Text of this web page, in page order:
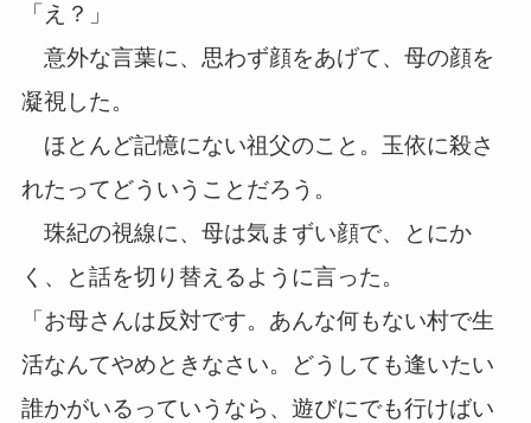
「え？」
意外な言葉に、思わず顔をあげて、母の顔を
凝視した。
ほとんど記憶にない祖父のこと。玉依に殺さ
れたってどういうことだろう。
珠紀の視線に、母は気まずい顔で、とにか
く、と話を切り替えるように言った。
「お母さんは反対です。あんな何もない村で生
活なんてやめときなさい。どうしても逢いたい
誰かがいるっていうなら、遊びにでも行けばい